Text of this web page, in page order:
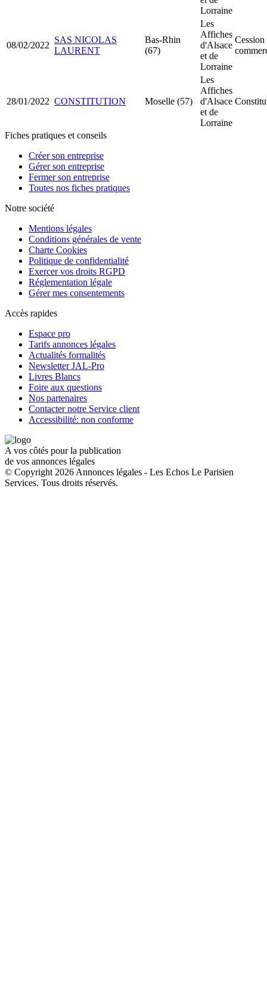
Lorraine
08/02/2022
SAS NICOLAS
LAURENT
Bas-Rhin
(67)
Les
Affiches
d'Alsace
et de
Lorraine
Cession
28/01/2022 CONSTITUTION Moselle (57)
Les
Affiches
d'Alsace
et de
Lorraine
Fiches pratiques et conseils
Créer son entreprise
Gérer son entreprise
Fermer son entreprise
Toutes nos fiches pratiques
Notre société
Mentions légales
Conditions générales de vente
Charte Cookies
Politique de confidentialité
Exercer vos droits RGPD
Réglementation légale
Gérer mes consentements
Accès rapides
Espace pro
Tarifs annonces légales
Actualités formalités
Newsletter JAL-Pro
Livres Blancs
Foire aux questions
Nos partenaires
Contacter notre Service client
Accessibilité: non conforme
A vos côtés pour la publication
de vos annonces légales
© Copyright 2026 Annonces légales - Les Echos Le Parisien
Services. Tous droits réservés.